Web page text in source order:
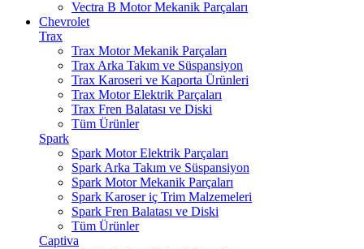
Vectra B Motor Mekanik Parçaları
Chevrolet
Trax
Trax Motor Mekanik Parçaları
Trax Arka Takım ve Süspansiyon
Trax Karoseri ve Kaporta Ürünleri
Trax Motor Elektrik Parçaları
Trax Fren Balatası ve Diski
Tüm Ürünler
Spark
Spark Motor Elektrik Parçaları
Spark Arka Takım ve Süspansiyon
Spark Motor Mekanik Parçaları
Spark Karoser iç Trim Malzemeleri
Spark Fren Balatası ve Diski
Tüm Ürünler
Captiva